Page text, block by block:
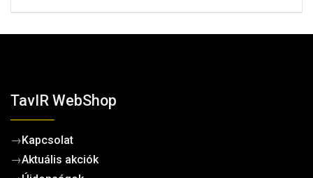
TavIR WebShop
→Kapcsolat
→Aktuális akciók